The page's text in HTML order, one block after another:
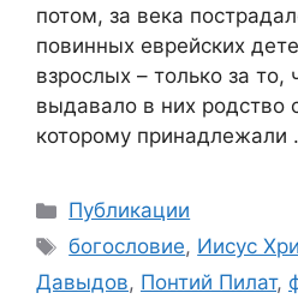
потом, за века
повинных еврейских
взрослых – только за то,
выдавало в них родство
которому принадлежали
Рубрики
Публикации
Метки
богословие, Иисус
Давыдов, Понтий Пилат,